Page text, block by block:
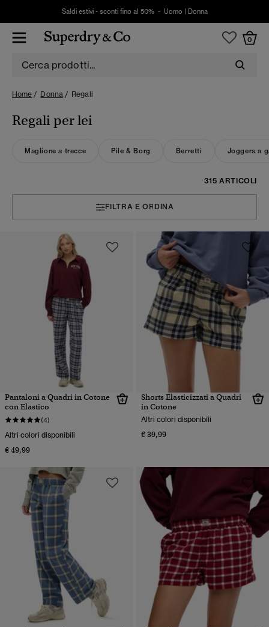
Saldi estivi - sconti fino al 50% - Uomo Donna
0
Home Donna Regali
Regali per lei
Maglione a trecce Pile & Borg Berretti Joggers a
315 ARTICOLI
FILTRA E ORDINA
Pantaloni a Quadri in Cotone
con Elastico
(4)
Altri colori disponibili
€ 49,99
Shorts Elasticizzati a Quadri
in Cotone
Altri colori disponibili
€ 39,99